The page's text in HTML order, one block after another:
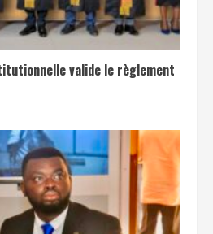
valide le règlement